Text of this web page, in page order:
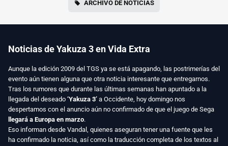
ARCHIVO DE NOTICIAS
Noticias de Yakuza 3 en Vida Extra
Aunque la edición 2009 del TGS ya se está apagando, las postrimerías del
evento aún tienen alguna que otra noticia interesante que entregarnos.
Tras los rumores que durante las últimas semanas han apuntado a la
llegada del deseado ‘Yakuza 3’ a Occidente, hoy domingo nos
despertamos con el anuncio aún no confirmado de que el juego de Sega
llegará a Europa en marzo.
Eso informan desde Vandal, quienes aseguran tener una fuente que les
ha confirmado la noticia, así como la traducción completa de los textos al